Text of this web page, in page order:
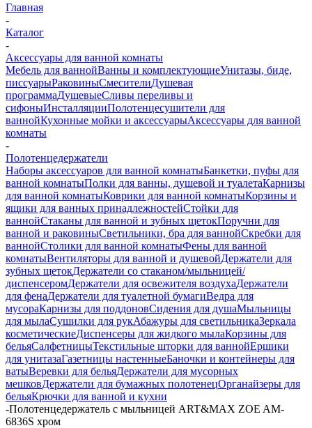
Главная
-
Каталог
-
Аксессуары для ванной комнаты
Мебель для ваннойВанны и комплектующиеУнитазы, биде,
писсуарыРаковиныСмесителиДушевая
программаДушевыеСливы переливы и
сифоныИнсталляцииПолотенцесушители для
ваннойКухонные мойки и аксессуарыАксессуары для ванной
комнаты
-
Полотенцедержатели
Наборы аксессуаров для ванной комнатыБанкетки, пуфы для
ванной комнатыПолки для ванны, душевой и туалетаКарнизы
для ванной комнатыКоврики для ванной комнатыКорзины и
ящики для ванных принадлежностейСтойки для
ваннойСтаканы для ванной и зубных щетокПоручни для
ванной и раковиныСветильники, бра для ваннойСкребки для
ваннойСтолики для ванной комнатыФены для ванной
комнатыВентиляторы для ванной и душевойДержатели для
зубных щетокДержатели со стаканом/мыльницей/
диспенсеромДержатели для освежителя воздухаДержатели
для фенаДержатели для туалетной бумагиВедра для
мусораКарнизы для поддоновСидения для душаМыльницы
для мылаСушилки для рукАбажуры для светильникаЗеркала
косметическиеДиспенсеры для жидкого мылаКорзины для
бельяСалфетницыТекстильные шторки для ваннойЕршики
для унитазаГазетницы настенныеБаночки и контейнеры для
ватыВеревки для бельяДержатели для мусорных
мешковДержатели для бумажных полотенецОрганайзеры для
бельяКрючки для ванной и кухни
-Полотенцедержатель с мыльницей ART&MAX ZOE AM-
6836S хром